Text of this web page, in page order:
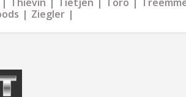
Ziegler